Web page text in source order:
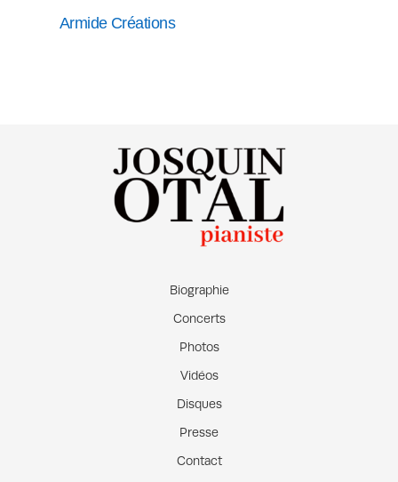
Armide Créations
Biographie
Concerts
Photos
Vidéos
Disques
Presse
Contact